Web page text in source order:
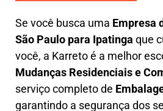
Se você busca uma Empresa
São Paulo para Ipatinga que
você, a Karretoé a melhor
Mudanças Residenciais e
serviço completo de E
garantindo a segurança dos